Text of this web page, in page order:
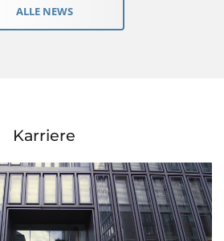
ALLE NEWS
Karriere